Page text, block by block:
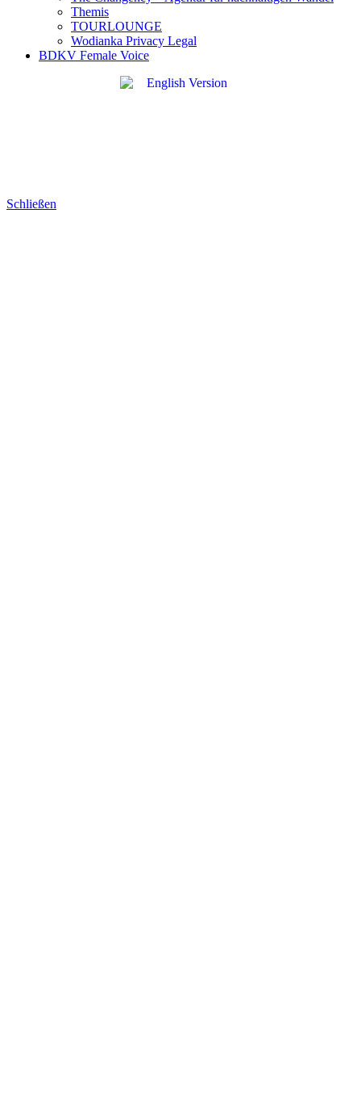
Themis
TOURLOUNGE
Wodianka Privacy Legal
BDKV Female Voice
Schließen